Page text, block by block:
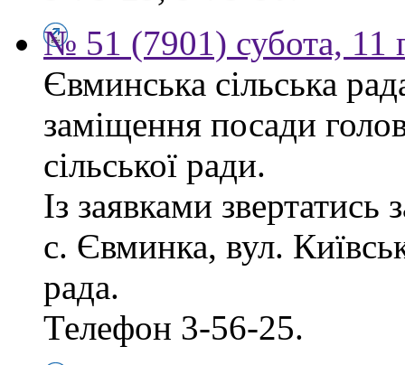
№ 51 (7901) субота, 11
Євминська сільська
заміщення посади
сільської ради.
Із заявками
с. Євминка, вул.
рада.
Телефон 3-56-25.